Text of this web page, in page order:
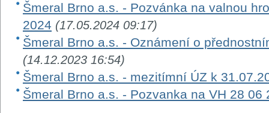
Šmeral Brno a.s. - Pozvánka na valnou
2024 (17.05.2024 09:17)
Šmeral Brno a.s. - Oznámení o
(14.12.2023 16:54)
Šmeral Brno a.s. - mezitímní ÚZ k
Šmeral Brno a.s. - Pozvanka na VH 28 06